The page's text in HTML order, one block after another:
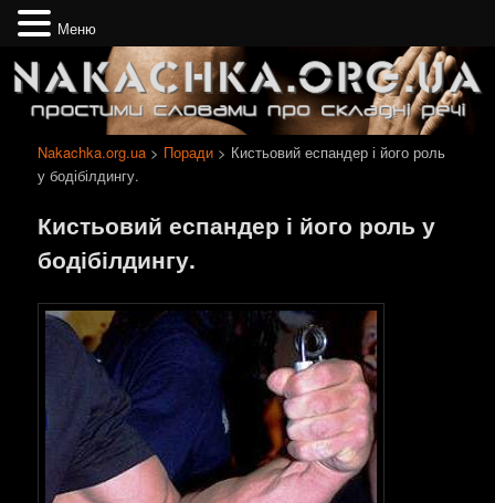
Nakachka.org.ua
Простими словами про складні речі
Nakachka.org.ua > Поради > Кистьовий еспандер і його роль
у бодібілдингу.
Кистьовий еспандер і його роль у
бодібілдингу.
Меню